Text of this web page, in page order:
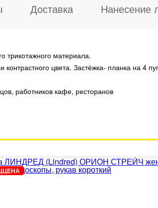
Доставка Нанесение
трикотажного материала.
цвета. Застёжка- планка на 4
работников кафе, ресторанов